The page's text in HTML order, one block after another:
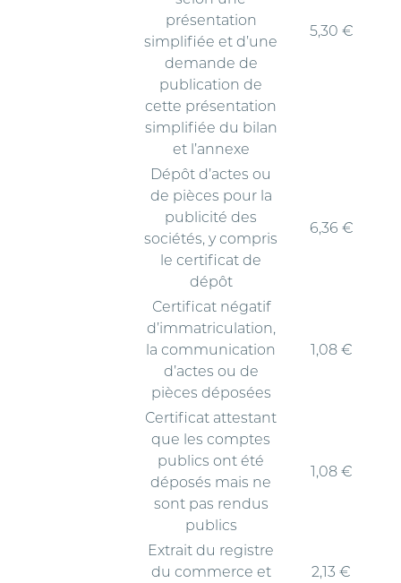
présentation
simplifiée et d’une
demande de
publication de
cette présentation
simplifiée du bilan
et l’annexe
5,30 €
Dépôt d’actes ou
de pièces pour la
publicité des
sociétés, y compris
le certificat de
dépôt
6,36 €
Certificat négatif
d’immatriculation,
la communication
d’actes ou de
pièces déposées
1,08 €
Certificat attestant
que les comptes
publics ont été
déposés mais ne
sont pas rendus
publics
1,08 €
Extrait du registre
du commerce et
2,13 €